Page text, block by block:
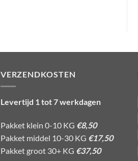
VERZENDKOSTEN
Levertijd 1 tot 7 werkdagen
Pakket klein 0-10 KG €8,50
Pakket middel 10-30 KG €17,50
Pakket groot 30+ KG €37,50